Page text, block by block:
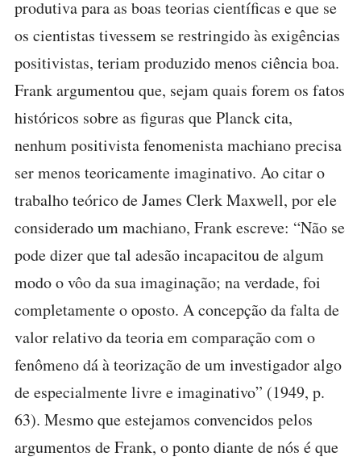
produtiva para as boas teorias científicas e que se
os cientistas tivessem se restringido às exigências
positivistas, teriam produzido menos ciência boa.
Frank argumentou que, sejam quais forem os fatos
históricos sobre as figuras que Planck cita,
nenhum positivista fenomenista machiano precisa
ser menos teoricamente imaginativo. Ao citar o
trabalho teórico de James Clerk Maxwell, por ele
considerado um machiano, Frank escreve: “Não se
pode dizer que tal adesão incapacitou de algum
modo o vôo da sua imaginação; na verdade, foi
completamente o oposto. A concepção da falta de
valor relativo da teoria em comparação com o
fenômeno dá à teorização de um investigador algo
de especialmente livre e imaginativo” (1949, p.
63). Mesmo que estejamos convencidos pelos
argumentos de Frank, o ponto diante de nós é que